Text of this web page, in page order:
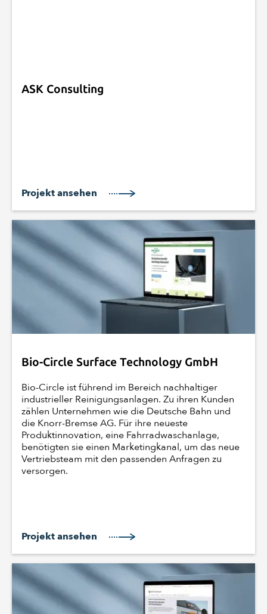
ASK Consulting
Projekt ansehen
Bio-Circle Surface Technology GmbH
Bio-Circle ist führend im Bereich nachhaltiger
industrieller Reinigungsanlagen. Zu ihren Kunden
zählen Unternehmen wie die Deutsche Bahn und
die Knorr-Bremse AG. Für ihre neueste
Produktinnovation, eine Fahrradwaschanlage,
benötigten sie einen Marketingkanal, um das neue
Vertriebsteam mit den passenden Anfragen zu
versorgen.
Projekt ansehen